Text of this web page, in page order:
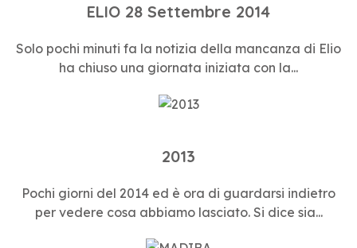
ELIO 28 Settembre 2014
Solo pochi minuti fa la notizia della mancanza di Elio
ha chiuso una giornata iniziata con la...
2013
Pochi giorni del 2014 ed è ora di guardarsi indietro
per vedere cosa abbiamo lasciato. Si dice sia...